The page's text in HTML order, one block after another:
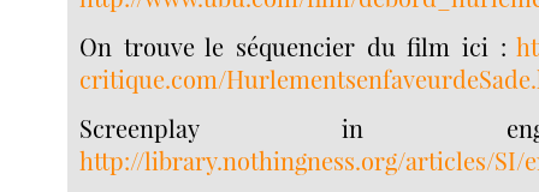
On trouve le séquencier du film ici :
critique.com/
Screenplay in
http://library.nothingness.org/articles/SI/